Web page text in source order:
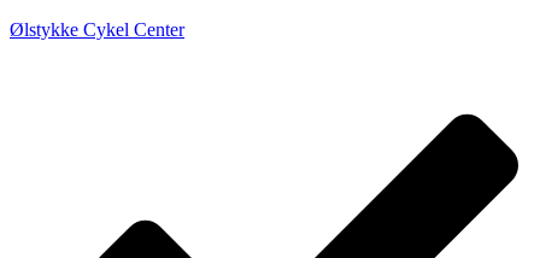
Ølstykke Cykel Center